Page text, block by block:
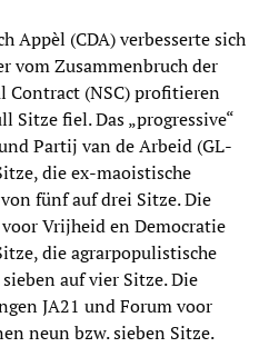
Appèl (CDA) verbesserte sich
vom Zusammenbruch der
Contract (NSC) profitieren
Sitze fiel. Das „progressive“
Partij van de Arbeid (GL-
die ex-maoistische
fünf auf drei Sitze. Die
Vrijheid en Democratie
die agrarpopulistische
auf vier Sitze. Die
JA21 und Forum voor
neun bzw. sieben Sitze.